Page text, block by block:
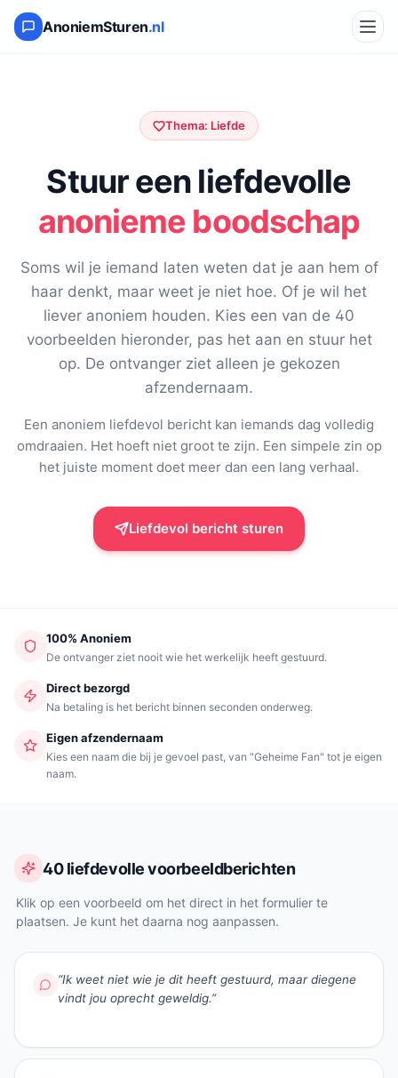
AnoniemSturen.nl
Thema: Liefde
Stuur een liefdevolle
anonieme boodschap
Soms wil je iemand laten weten dat je aan hem of
haar denkt, maar weet je niet hoe. Of je wil het
liever anoniem houden. Kies een van de 40
voorbeelden hieronder, pas het aan en stuur het
op. De ontvanger ziet alleen je gekozen
afzendernaam.
Een anoniem liefdevol bericht kan iemands dag volledig
omdraaien. Het hoeft niet groot te zijn. Een simpele zin op
het juiste moment doet meer dan een lang verhaal.
Liefdevol bericht sturen
100% Anoniem
De ontvanger ziet nooit wie het werkelijk heeft gestuurd.
Direct bezorgd
Na betaling is het bericht binnen seconden onderweg.
Eigen afzendernaam
Kies een naam die bij je gevoel past, van "Geheime Fan" tot je eigen
naam.
40 liefdevolle voorbeeldberichten
Klik op een voorbeeld om het direct in het formulier te
plaatsen. Je kunt het daarna nog aanpassen.
“Ik weet niet wie je dit heeft gestuurd, maar diegene
vindt jou oprecht geweldig.”